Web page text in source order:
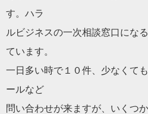
す。ハラ
ルビジネスの一次相談窓口にな
ています。
一日多い時で１０件、少なくて
ールなど
問い合わせが来ますが、いくつ